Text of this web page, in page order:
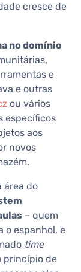
cresce de
no domínio
e
e outras
ou vários
específicos
aos
novos
área do
– quem
o espanhol, e
time
princípio de